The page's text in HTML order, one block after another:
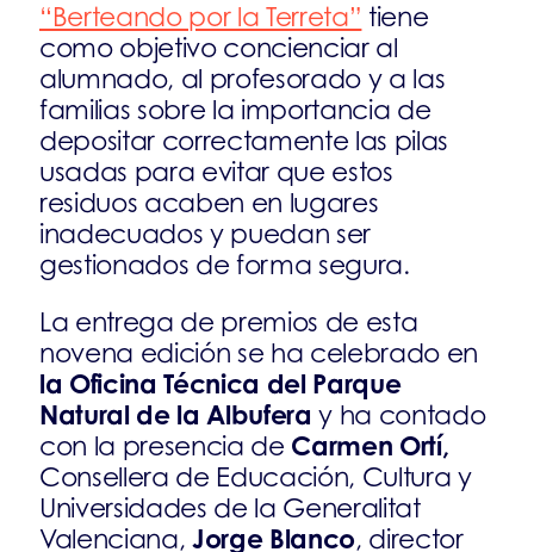
“Berteando por la Terreta” tiene
como objetivo concienciar al
alumnado, al profesorado y a las
familias sobre la importancia de
depositar correctamente las pilas
usadas para evitar que estos
residuos acaben en lugares
inadecuados y puedan ser
gestionados de forma segura.
La entrega de premios de esta
novena edición se ha celebrado en
la Oficina Técnica del Parque
Natural de la Albufera y ha contado
con la presencia de Carmen Ortí,
Consellera de Educación, Cultura y
Universidades de la Generalitat
Valenciana,Jorge Blanco, director